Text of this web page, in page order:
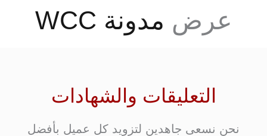
عرض مدونة WCC
التعليقات والشهادات
نحن نسعى جاهدين لتزويد كل عميل بأفضل